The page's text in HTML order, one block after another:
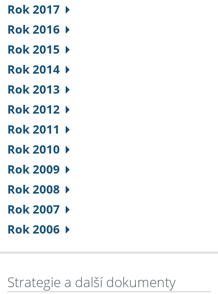
Rok 2017
Rok 2016
Rok 2015
Rok 2014
Rok 2013
Rok 2012
Rok 2011
Rok 2010
Rok 2009
Rok 2008
Rok 2007
Rok 2006
Strategie a další dokumenty